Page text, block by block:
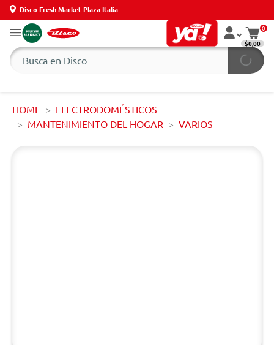
Disco Fresh Market Plaza Italia
0
$0,00
HOME
ELECTRODOMÉSTICOS
MANTENIMIENTO DEL HOGAR
VARIOS